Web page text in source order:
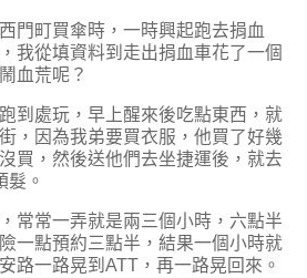
門町買傘時，一時興起跑去捐血
我從填資料到走出捐血車花了一個
血荒呢？
到處玩，早上醒來後吃點東西，就
，因為我弟要買衣服，他買了好幾
買，然後送他們去坐捷運後，就去
髮。
常常一弄就是兩三個小時，六點半
一點預約三點半，結果一個小時就
路一路晃到ATT，再一路晃回來。